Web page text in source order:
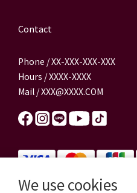
We use cookies
Contact
Phone / XX-XXX-XXX-XXX
Hours / XXXX-XXXX
Mail / XXX@XXXX.COM